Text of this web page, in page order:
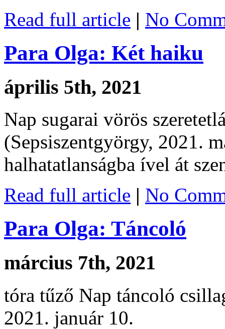
Read full article | No
Para Olga: Két haiku
április 5th, 2021
Nap sugarai vörös
(Sepsiszentgyörgy, 2021.
halhatatlanságba ível át
Read full article | No
Para Olga: Táncoló
március 7th, 2021
tóra tűző Nap táncoló
2021. január 10.